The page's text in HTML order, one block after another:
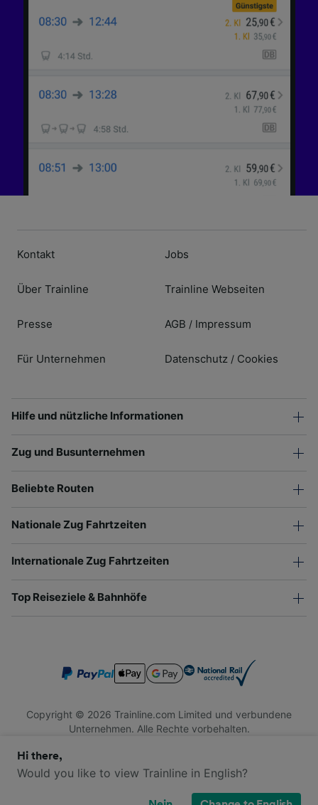
Kontakt
Über Trainline
Presse
Für Unternehmen
Jobs
Trainline Webseiten
AGB / Impressum
Datenschutz / Cookies
Hilfe und nützliche Informationen
Zug und Busunternehmen
Beliebte Routen
Nationale Zug Fahrtzeiten
Internationale Zug Fahrtzeiten
Top Reiseziele & Bahnhöfe
Copyright © 2026 Trainline.com Limited und verbundene
Unternehmen. Alle Rechte vorbehalten.
Firmennummer 3846791. Registrierte Adresse: 1 Stonecutter
St, London EC4A 4AH, United Kingdom. USt-IdNr.: 791 7261
Hi there,
Would you like to view Trainline in English?